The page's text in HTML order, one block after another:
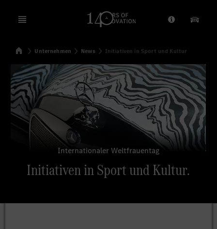
Open menu Anbieter/
SuchenStartseite
Unternehmen News Initiativen in Sport und Kultur
Internationaler Weltfrauentag
Initiativen in Sport und Kultur.